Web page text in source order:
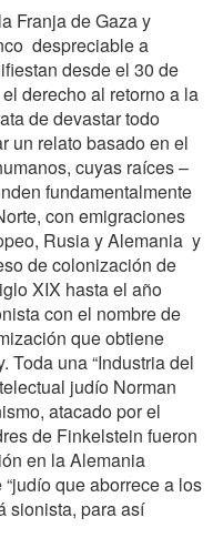
Franja de Gaza y
despreciable a
desde el 30 de
derecho al retorno a la
de devastar todo
un relato basado en el
cuyas raíces –
fundamentalmente
con emigraciones
Rusia y Alemania y
de colonización de
XIX hasta el año
con el nombre de
que obtiene
Toda una “Industria del
judío Norman
atacado por el
de Finkelstein fueron
en la Alemania
que aborrece a los
sionista, para así